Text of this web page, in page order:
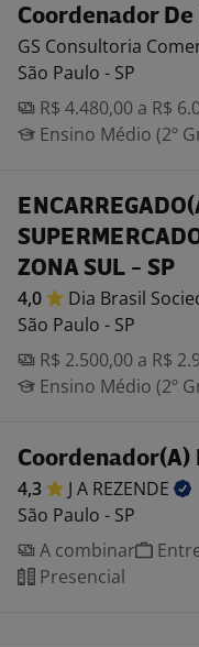
Coordenador De
GS Consultoria
São Paulo - SP
R$ 4.480,00 a R$
Ensino Médio (2º
ZONA SUL - SP
4,0 Dia Brasil
São Paulo - SP
R$ 2.500,00 a R$
Ensino Médio (2º
Coordenador(A)
4,3 J A REZENDE
São Paulo - SP
A combinar
Presencial